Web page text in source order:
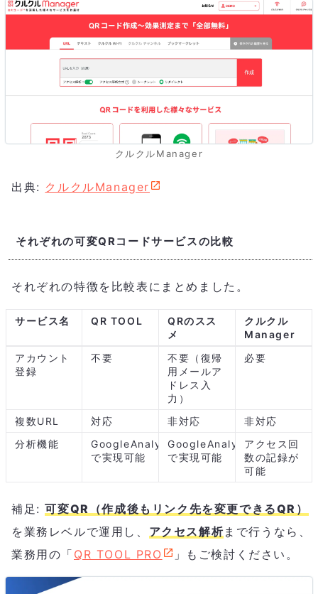
クルクルManager
出典: クルクルManager
それぞれの可変QRコードサービスの比較
それぞれの特徴を比較表にまとめました。
サービス名 QR TOOL
QRのスス
メ
クルクル
Manager
アカウント
登録
不要
不要（復帰
用メールア
ドレス入
力）
必要
複数URL 対応 非対応
非対応
分析機能
GoogleAnalytics
で実現可能
GoogleAnalytics
で実現可能
アクセス回
数の記録が
可能
補足:可変QR（作成後もリンク先を変更できるQR）
を業務レベルで運用し、 アクセス解析まで行うなら、
業務用の「 QR TOOL PRO 」もご検討ください。